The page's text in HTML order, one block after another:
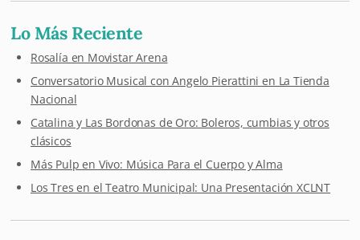
Lo Más Reciente
Rosalía en Movistar Arena
Conversatorio Musical con Angelo Pierattini en La Tienda
Nacional
Catalina y Las Bordonas de Oro: Boleros, cumbias y otros
clásicos
Más Pulp en Vivo: Música Para el Cuerpo y Alma
Los Tres en el Teatro Municipal: Una Presentación XCLNT